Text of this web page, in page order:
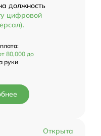
должность
цифровой
80,000 до
руки
Открыта